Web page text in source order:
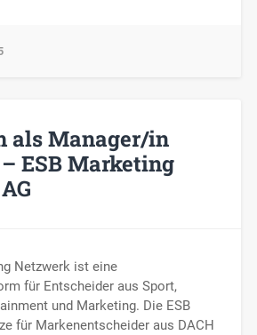
als Manager/in
ESB Marketing
Netzwerk ist eine
für Entscheider aus Sport,
und Marketing. Die ESB
für Markenentscheider aus DACH